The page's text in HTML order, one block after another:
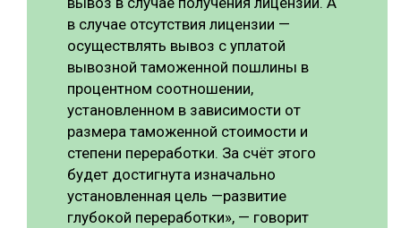
в случае отсутствия лицензии —
осуществлять вывоз с уплатой
вывозной таможенной пошлины в
процентном соотношении,
установленном в зависимости от
размера таможенной стоимости и
степени переработки. За счёт этого
будет достигнута изначально
установленная цель —развитие
глубокой переработки», — говорит